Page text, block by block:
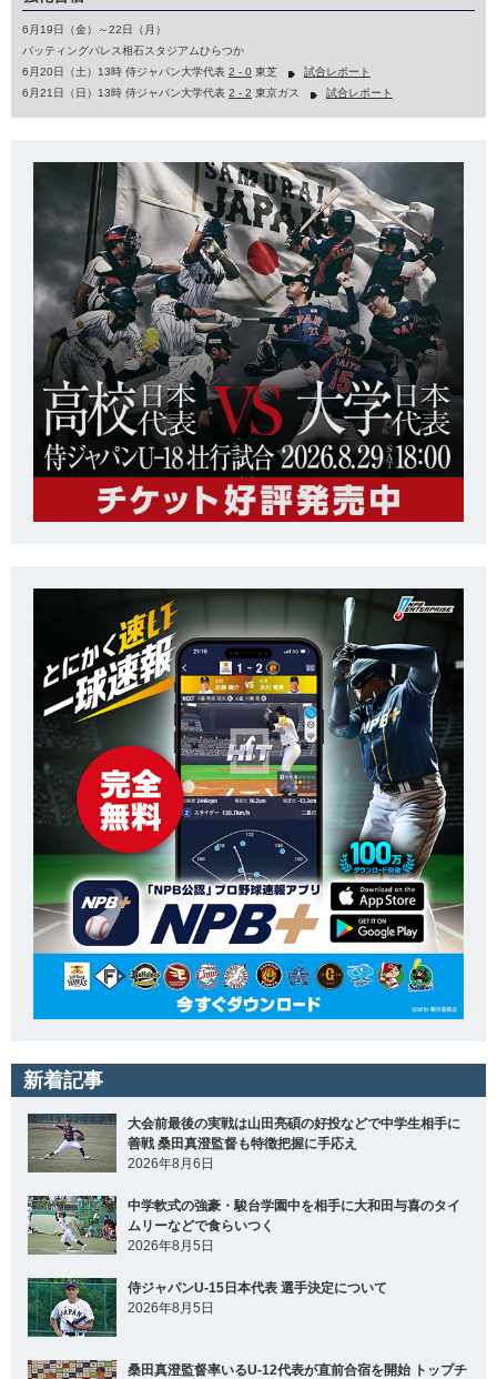
6月19日（金）～22日（月）
バッティングパレス相石スタジアムひらつか
6月20日（土）13時 侍ジャパン大学代表 2 - 0 東芝
試合レポート
6月21日（日）13時 侍ジャパン大学代表 2 - 2 東京ガス 試合レポート
新着記事
大会前最後の実戦は山田亮碩の好投などで中学生相手に
善戦 桑田真澄監督も特徴把握に手応え
2026年8月6日
中学軟式の強豪・駿台学園中を相手に大和田与喜のタイ
ムリーなどで食らいつく
2026年8月5日
侍ジャパンU-15日本代表 選手決定について
2026年8月5日
桑田真澄監督率いるU-12代表が直前合宿を開始 トップチ